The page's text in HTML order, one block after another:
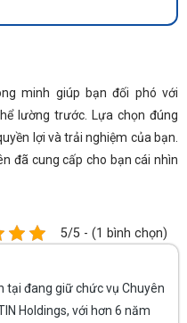
minh giúp bạn đối phó với
lường trước. Lựa chọn đúng
lợi và trải nghiệm của bạn.
đã cung cấp cho bạn cái nhìn
5/5 - (1 bình chọn)
tại đang giữ chức vụ Chuyên
Holdings, với hơn 6 năm